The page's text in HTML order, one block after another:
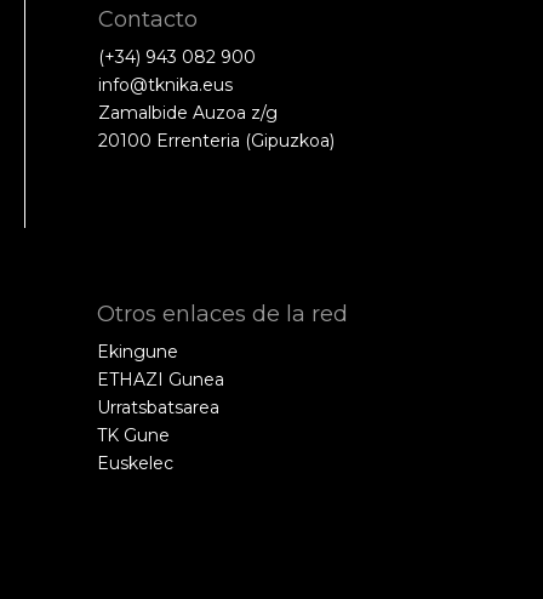
Contacto
(+34) 943 082 900
info@tknika.eus
Zamalbide Auzoa z/g
20100 Errenteria (Gipuzkoa)
Otros enlaces de la red
Ekingune
ETHAZI Gunea
Urratsbatsarea
TK Gune
Euskelec